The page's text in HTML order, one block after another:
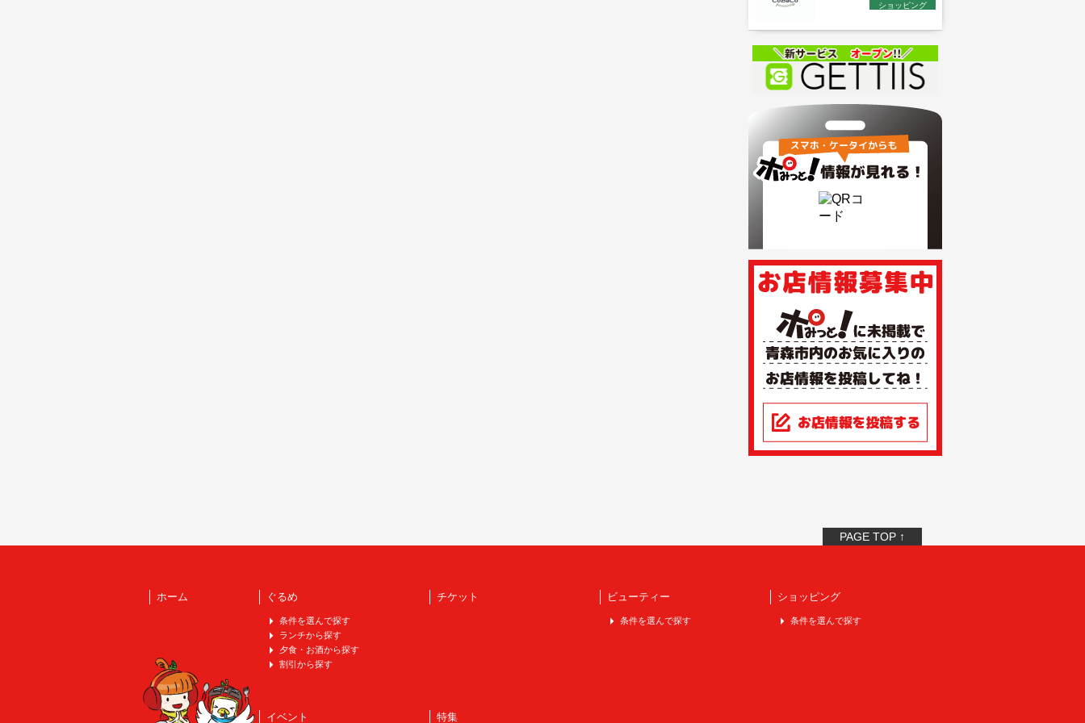
ショッピング
PAGE TOP ↑
ホーム ぐるめ
条件を選んで探す
ランチから探す
夕食・お酒から探す
割引から探す
チケット ビューティー
条件を選んで探す
ショッピング
条件を選んで探す
イベント 特集